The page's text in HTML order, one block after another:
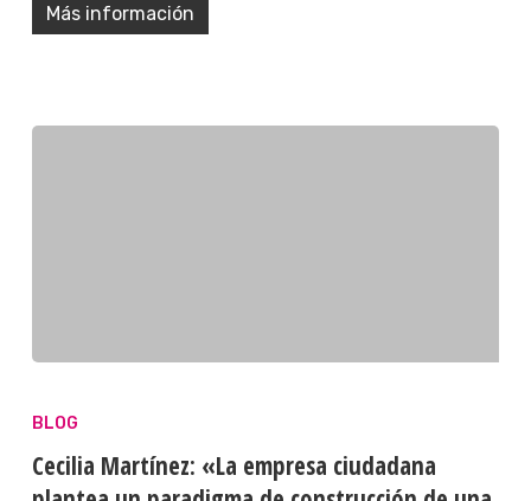
Más información
BLOG
Cecilia Martínez: «La empresa ciudadana